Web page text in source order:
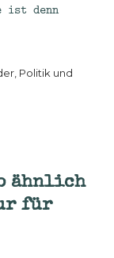
ist denn
vom
Politik und
ähnlich
für